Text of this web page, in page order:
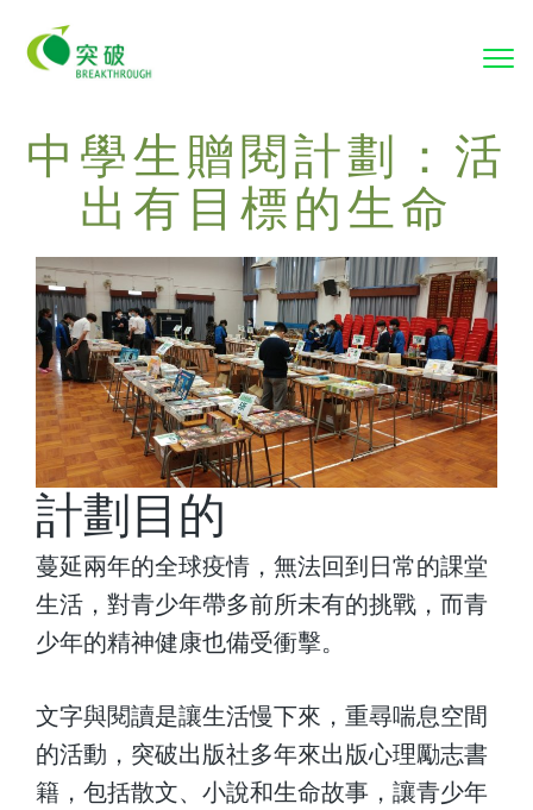
中學生贈閱計劃：活
出有目標的生命
計劃目的
蔓延兩年的全球疫情，無法回到日常的課堂
生活，對青少年帶多前所未有的挑戰，而青
少年的精神健康也備受衝擊。
文字與閱讀是讓生活慢下來，重尋喘息空間
的活動，突破出版社多年來出版心理勵志書
籍，包括散文、小說和生命故事，讓青少年